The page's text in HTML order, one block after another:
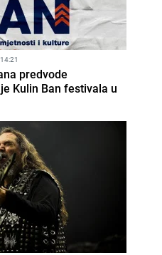
predvode
Kulin Ban festivala u